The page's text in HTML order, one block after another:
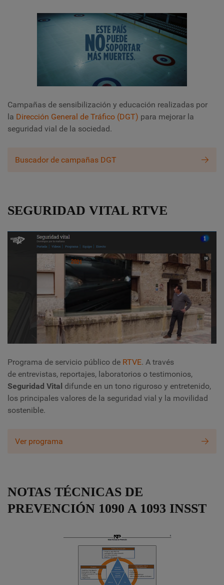
Campañas de sensibilización y educación realizadas por
la Dirección General de Tráfico (DGT) para mejorar la
seguridad vial de la sociedad.
Buscador de campañas DGT
SEGURIDAD VITAL RTVE
Programa de servicio público de RTVE. A través
de entrevistas, reportajes, laboratorios o testimonios,
Seguridad Vital difunde en un tono riguroso y entretenido,
los principales valores de la seguridad vial y la movilidad
sostenible.
Ver programa
NOTAS TÉCNICAS DE
PREVENCIÓN 1090 A 1093 INSST